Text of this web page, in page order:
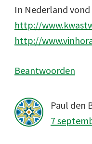
In Nederland
http://
http://
Beantwoorden
Paul den
7